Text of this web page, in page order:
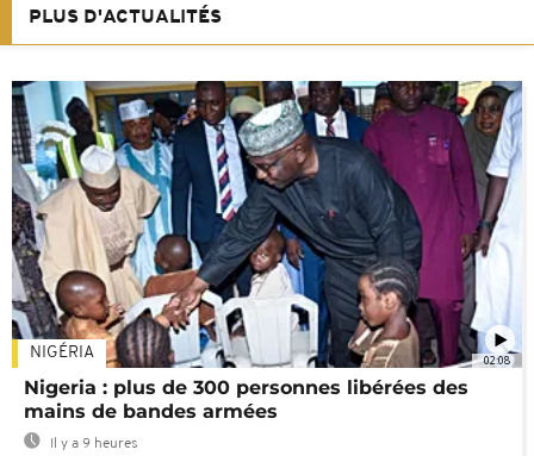
PLUS D'ACTUALITÉS
02:08
NIGÉRIA
Nigeria : plus de 300 personnes libérées des
mains de bandes armées
Il y a 9 heures